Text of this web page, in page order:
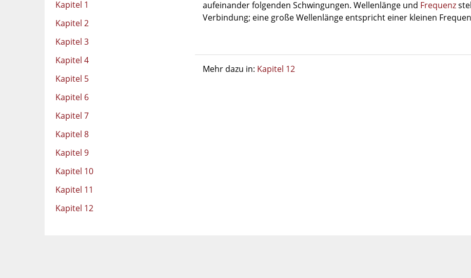
Kapitel 1
Kapitel 2
Kapitel 3
Kapitel 4
Kapitel 5
Kapitel 6
Kapitel 7
Kapitel 8
Kapitel 9
Kapitel 10
Kapitel 11
Kapitel 12
aufeinander folgenden Schwingungen. Wellenlänge und Frequenz
Verbindung; eine große Wellenlänge entspricht einer kleinen
Mehr dazu in: Kapitel 12